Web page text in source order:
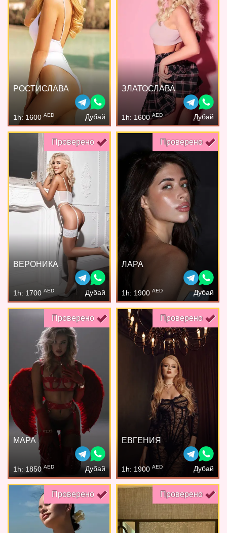
РОСТИСЛАВА
1h: 1600 AED Дубай
ЗЛАТОСЛАВА
1h: 1600AED Дубай
Проверено
ВЕРОНИКА
1h: 1700 AED Дубай
Проверено
ЛАРА
1h: 1900 AED Дубай
Проверено
МАРА
1h: 1850 AED Дубай
Проверено
ЕВГЕНИЯ
1h: 1900 AED Дубай
Проверено Проверено